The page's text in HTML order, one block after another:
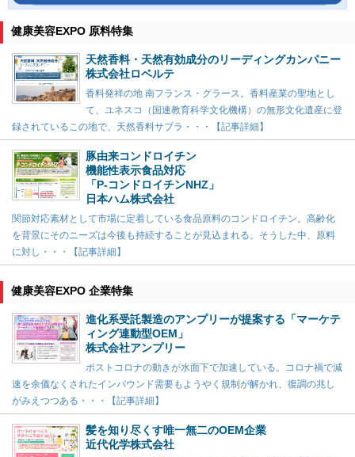
健康美容EXPO 原料特集
天然香料・天然有効成分のリーディングカンパニー
株式会社ロベルテ
香料発祥の地 南フランス・グラース。香料産業の聖地とし
て、ユネスコ（国連教育科学文化機構）の無形文化遺産に登
録されているこの地で、天然香料サプラ・・・【記事詳細】
豚由来コンドロイチン
機能性表示食品対応
「P-コンドロイチンNHZ」
日本ハム株式会社
関節対応素材として市場に定着している食品原料のコンドロイチン。高齢化
を背景にそのニーズは今後も持続することが見込まれる。そうした中、原料
に対し・・・【記事詳細】
健康美容EXPO 企業特集
進化系受託製造のアンプリーが提案する「マーケテ
ィング連動型OEM」
株式会社アンプリー
ポストコロナの動きが水面下で加速している。コロナ禍で減
速を余儀なくされたインバウンド需要もようやく規制が解かれ、復調の兆し
がみえつつある・・・【記事詳細】
髪を知り尽くす唯一無二のOEM企業
近代化学株式会社